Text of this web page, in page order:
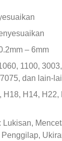
– 6mm
1100,
dan lain-
H18, H14,
Lukisan,
Penggilap,